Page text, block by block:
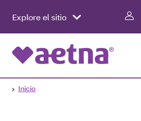
Explore el sitio
Inicio